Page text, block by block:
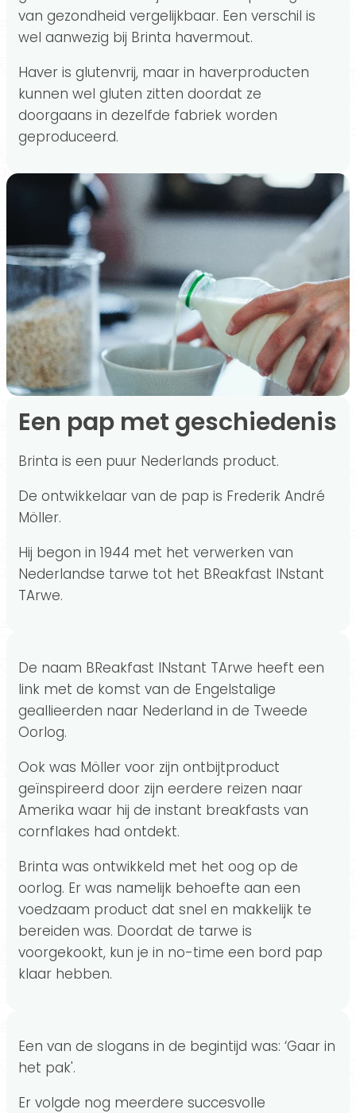
van gezondheid vergelijkbaar. Een verschil is
wel aanwezig bij Brinta havermout.
Haver is glutenvrij, maar in haverproducten
kunnen wel gluten zitten doordat ze
doorgaans in dezelfde fabriek worden
geproduceerd.
Een pap met geschiedenis
Brinta is een puur Nederlands product.
De ontwikkelaar van de pap is Frederik André
Möller.
Hij begon in 1944 met het verwerken van
Nederlandse tarwe tot het BReakfast INstant
TArwe.
De naam BReakfast INstant TArwe heeft een
link met de komst van de Engelstalige
geallieerden naar Nederland in de Tweede
Oorlog.
Ook was Möller voor zijn ontbijtproduct
geïnspireerd door zijn eerdere reizen naar
Amerika waar hij de instant breakfasts van
cornflakes had ontdekt.
Brinta was ontwikkeld met het oog op de
oorlog. Er was namelijk behoefte aan een
voedzaam product dat snel en makkelijk te
bereiden was. Doordat de tarwe is
voorgekookt, kun je in no-time een bord pap
klaar hebben.
Een van de slogans in de begintijd was: ‘Gaar in
het pak'.
Er volgde nog meerdere succesvolle